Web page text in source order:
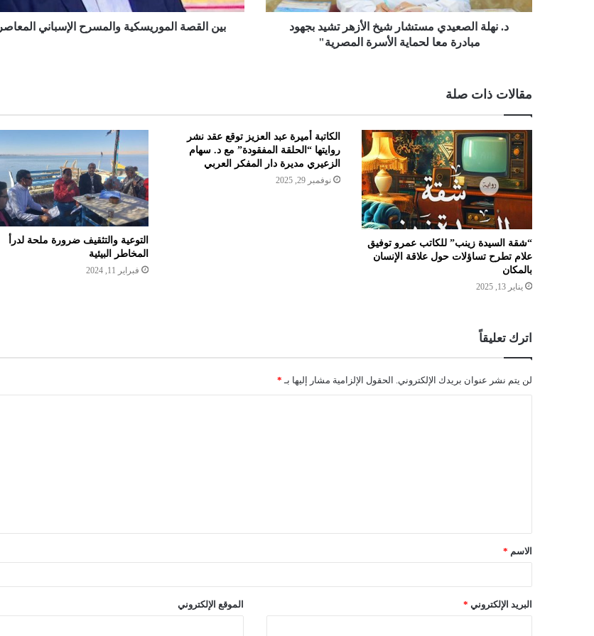
د. نهلة الصعيدي مستشار شيخ الأزهر تشيد بجهود
مبادرة معا لحماية الأسرة المصرية"
بين القصة الموريسكية والمسرح الإسباني المعاصر
مقالات ذات صلة
“شقة السيدة زينب” للكاتب عمرو توفيق
علام تطرح تساؤلات حول علاقة الإنسان
بالمكان
يناير 13, 2025
الكاتبة أميرة عبد العزيز توقع عقد نشر
روايتها “الحلقة المفقودة” مع د. سهام
الزعيري مديرة دار المفكر العربي
نوفمبر 29, 2025
التوعية والتثقيف ضرورة ملحة لدرأ
المخاطر البيئية
فبراير 11, 2024
اترك تعليقاً
لن يتم نشر عنوان بريدك الإلكتروني. الحقول الإلزامية مشار إليها بـ *
ق
*الاسم *
البريد الإلكتروني * الموقع الإلكتروني